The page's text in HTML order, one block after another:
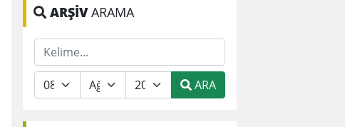
ARŞİVARAMA
ARA